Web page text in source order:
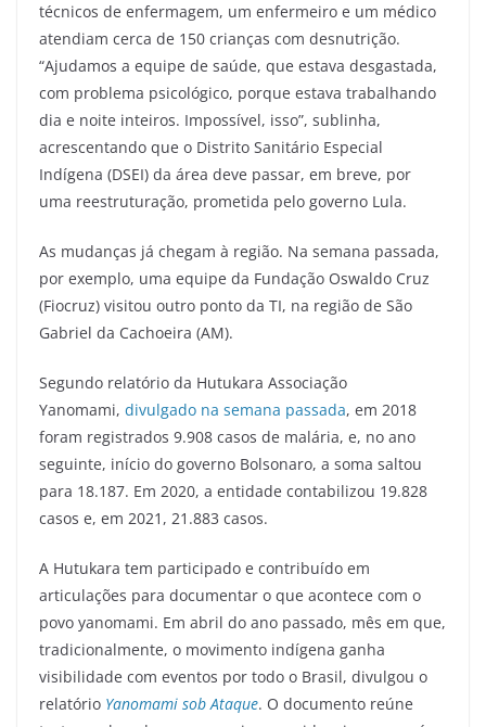
técnicos de enfermagem, um enfermeiro e um médico
atendiam cerca de 150 crianças com desnutrição.
“Ajudamos a equipe de saúde, que estava desgastada,
com problema psicológico, porque estava trabalhando
dia e noite inteiros. Impossível, isso”, sublinha,
acrescentando que o Distrito Sanitário Especial
Indígena (DSEI) da área deve passar, em breve, por
uma reestruturação, prometida pelo governo Lula.
As mudanças já chegam à região. Na semana passada,
por exemplo, uma equipe da Fundação Oswaldo Cruz
(Fiocruz) visitou outro ponto da TI, na região de São
Gabriel da Cachoeira (AM).
Segundo relatório da Hutukara Associação
Yanomami, divulgado na semana passada, em 2018
foram registrados 9.908 casos de malária, e, no ano
seguinte, início do governo Bolsonaro, a soma saltou
para 18.187. Em 2020, a entidade contabilizou 19.828
casos e, em 2021, 21.883 casos.
A Hutukara tem participado e contribuído em
articulações para documentar o que acontece com o
povo yanomami. Em abril do ano passado, mês em que,
tradicionalmente, o movimento indígena ganha
visibilidade com eventos por todo o Brasil, divulgou o
relatório Yanomami sob Ataque. O documento reúne